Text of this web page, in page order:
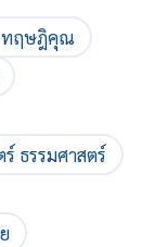
ทฤษฎิคุณ
ธรรมศาสตร์